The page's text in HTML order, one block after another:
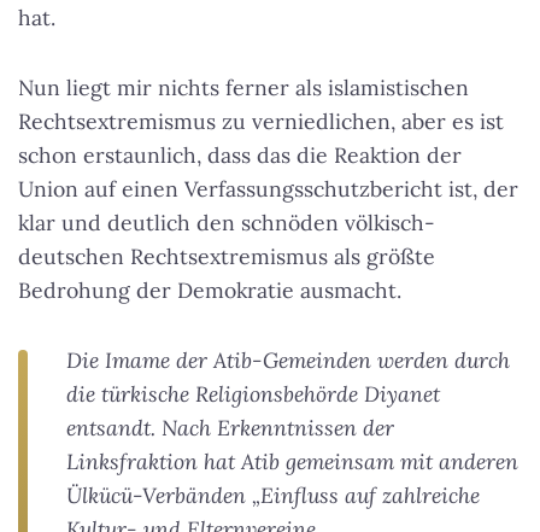
hat.
Nun liegt mir nichts ferner als islamistischen
Rechtsextremismus zu verniedlichen, aber es ist
schon erstaunlich, dass das die Reaktion der
Union auf einen Verfassungsschutzbericht ist, der
klar und deutlich den schnöden völkisch-
deutschen Rechtsextremismus als größte
Bedrohung der Demokratie ausmacht.
Die Imame der Atib-Gemeinden werden durch
die türkische Religionsbehörde Diyanet
entsandt. Nach Erkenntnissen der
Linksfraktion hat Atib gemeinsam mit anderen
Ülkücü-Verbänden „Einfluss auf zahlreiche